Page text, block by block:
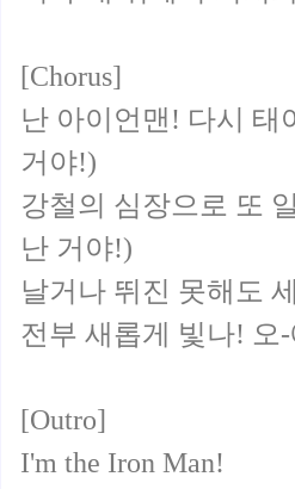
[Chorus]
난 아이언맨! 다시 태
거야!)
강철의 심장으로 또
난 거야!)
날거나 뛰진 못해도
전부 새롭게 빛나! 오
[Outro]
I'm the Iron Man!